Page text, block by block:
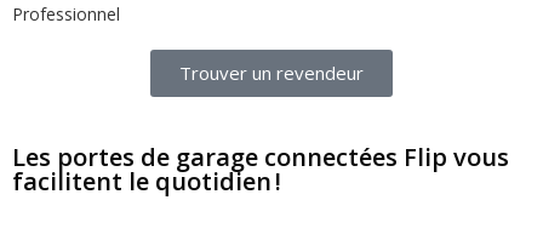
Professionnel
Trouver un revendeur
Les portes de garage connectées Flip vous
facilitent le quotidien !